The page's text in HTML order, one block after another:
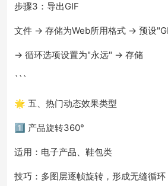
步骤3：导出GIF
文件 → 存储为Web所用格式 → 预设
→ 循环选项设置为"永远" → 存储
```
🌟 五、热门动态效果类型
1️⃣ 产品旋转360°
适用：电子产品、鞋包类
技巧：多图层逐帧旋转，形成无缝循环